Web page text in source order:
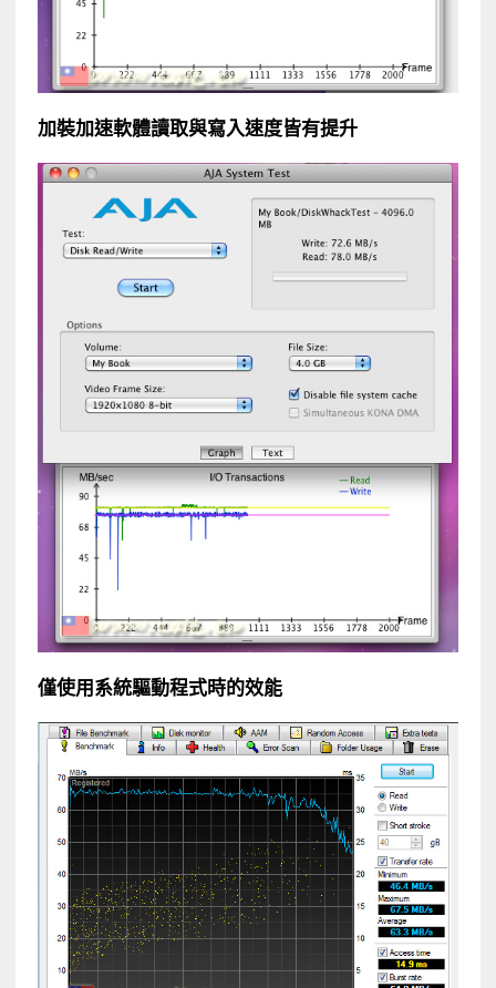
加裝加速軟體讀取與寫入速度皆有提升
僅使用系統驅動程式時的效能